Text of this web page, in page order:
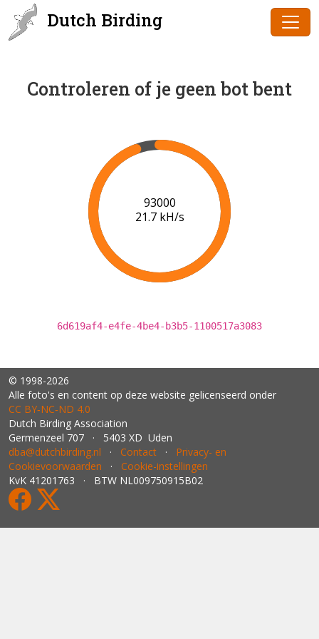
Dutch Birding
Controleren of je geen bot bent
94000
21.7 kH/s
6d619af4-e4fe-4be4-b3b5-1100517a3083
© 1998-2026
Alle foto's en content op deze website gelicenseerd onder
CC BY‑NC‑ND 4.0
Dutch Birding Association
Germenzeel 707 · 5403 XD Uden
dba@dutchbirding.nl · Contact · Privacy- en
Cookievoorwaarden · Cookie-instellingen
KvK 41201763 · BTW NL009750915B02